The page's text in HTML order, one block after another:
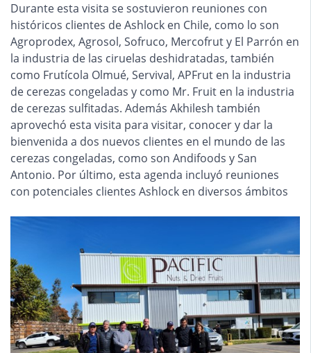
Durante esta visita se sostuvieron reuniones con
históricos clientes de Ashlock en Chile, como lo son
Agroprodex, Agrosol, Sofruco, Mercofrut y El Parrón en
la industria de las ciruelas deshidratadas, también
como Frutícola Olmué, Servival, APFrut en la industria
de cerezas congeladas y como Mr. Fruit en la industria
de cerezas sulfitadas. Además Akhilesh también
aprovechó esta visita para visitar, conocer y dar la
bienvenida a dos nuevos clientes en el mundo de las
cerezas congeladas, como son Andifoods y San
Antonio. Por último, esta agenda incluyó reuniones
con potenciales clientes Ashlock en diversos ámbitos